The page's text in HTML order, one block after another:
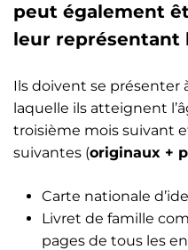
peut également
leur représentant
Ils doivent se présenter
laquelle ils atteignent
troisième mois suivant
suivantes (originaux +
Carte nationale
Livret de famille
pages de tous les